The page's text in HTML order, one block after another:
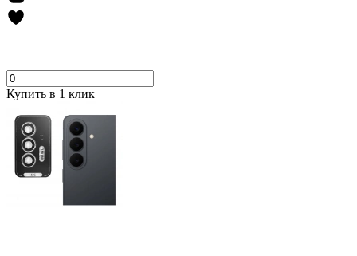
Купить в 1 клик